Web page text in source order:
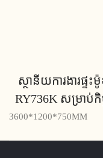
ស្ថានីយការងារផ្ទ
RY736K សម្រាប់កិច្
ច្រើនដែលប្រសើរឡ
3600*1200*750MM